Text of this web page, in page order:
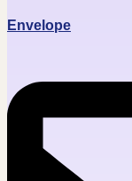
Envelope